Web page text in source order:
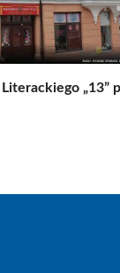
„13”